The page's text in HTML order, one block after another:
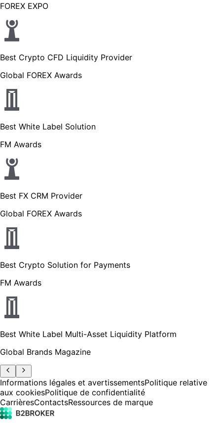
FOREX EXPO
Best Crypto CFD Liquidity Provider
Global FOREX Awards
Best White Label Solution
FM Awards
Best FX CRM Provider
Global FOREX Awards
Best Crypto Solution for Payments
FM Awards
Best White Label Multi-Asset Liquidity Platform
Global Brands Magazine
Informations légales et avertissementsPolitique relative
aux cookiesPolitique de confidentialité
CarrièresContactsRessources de marque